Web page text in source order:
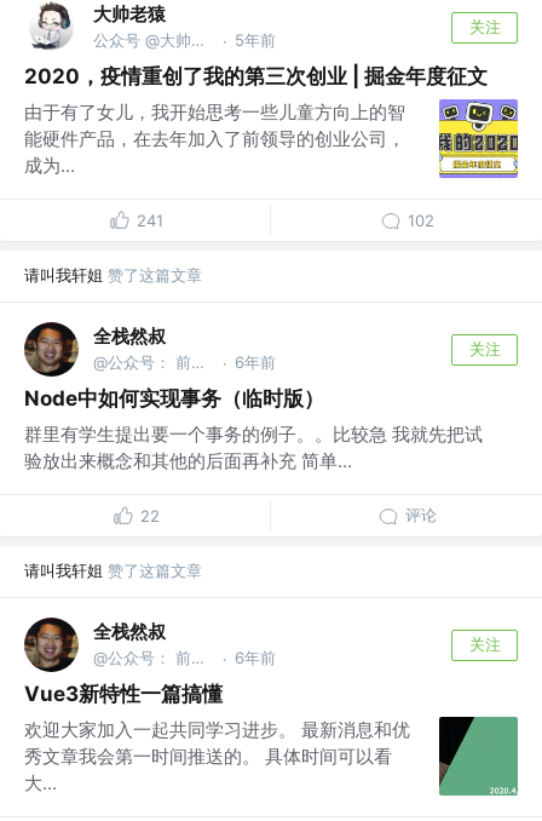
大帅老猿
公众号 @大帅老猿 · 5年前
关注
2020，疫情重创了我的第三次创业 | 掘金年度征文
由于有了女儿，我开始思考一些儿童方向上的智
能硬件产品，在去年加入了前领导的创业公司，
成为...
241 102
请叫我轩姐 赞了这篇文章
全栈然叔
@公众号： 前端大班车 · 6年前
关注
Node中如何实现事务（临时版）
群里有学生提出要一个事务的例子。。比较急 我就先把试
验放出来概念和其他的后面再补充 简单...
22 评论
请叫我轩姐 赞了这篇文章
全栈然叔
@公众号： 前端大班车 · 6年前
关注
Vue3新特性一篇搞懂
欢迎大家加入一起共同学习进步。 最新消息和优
秀文章我会第一时间推送的。 具体时间可以看
大...